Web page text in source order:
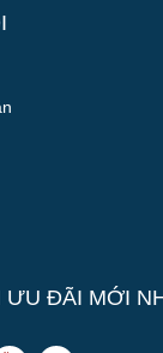
ƯU ĐÃI MỚI